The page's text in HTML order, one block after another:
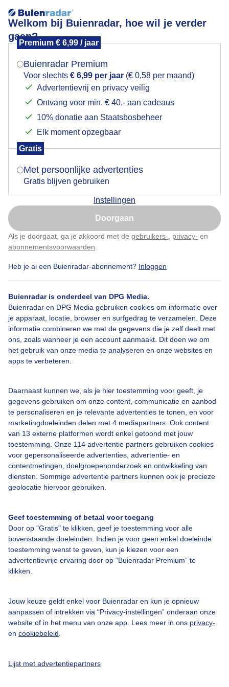
Welkom bij Buienradar, hoe wil je verder
gaan?
Premium € 6,99 / jaar
Buienradar Premium
Voor slechts € 6,99 per jaar (€ 0,58 per maand)
Advertentievrij en privacy veilig
Ontvang voor min. € 40,- aan cadeaus
10% donatie aan Staatsbosbeheer
Elk moment opzegbaar
Gratis
Met persoonlijke advertenties
Gratis blijven gebruiken
Instellingen
Doorgaan
Als je doorgaat, ga je akkoord met de gebruikers- privacy- en
abonnementsvoorwaarden
Heb je al een Buienradar-abonnement? Inloggen
Buienradar is onderdeel van DPG Media.
Buienradar en DPG Media gebruiken cookies om informatie over
je apparaat, locatie, browser en surfgedrag te verzamelen. Deze
informatie combineren we met de gegevens die je zelf deelt met
ons, zoals wanneer je een account aanmaakt. Dit doen we om
het gebruik van onze media te analyseren en onze websites en
apps te verbeteren.
Daarnaast kunnen we, als je hier toestemming voor geeft, je
gegevens gebruiken om onze content, communicatie en aanbod
te personaliseren en je relevante advertenties te tonen, en voor
marketingdoeleinden delen met 4 mediapartners. Ook content
van 13 externe platformen wordt enkel getoond met jouw
toestemming. Onze 114 advertentie partners gebruiken cookies
voor gepersonaliseerde advertenties, advertentie- en
contentmetingen, doelgroepenonderzoek en ontwikkeling van
diensten. Sommige advertentie partners kunnen ook je precieze
geolocatie hiervoor gebruiken.
Geef toestemming of betaal voor toegang
Door op "Gratis" te klikken, geef je toestemming voor alle
bovenstaande doeleinden. Indien je voor geen enkel doeleinde
toestemming wenst te geven, kun je kiezen voor een
advertentievrije ervaring door op “Buienradar Premium” te
klikken.
Jouw keuze geldt enkel voor Buienradar en kun je opnieuw
aanpassen of intrekken via “Privacy-instellingen” onderaan onze
website of in het menu van onze app. Lees meer in ons privacy-
en cookiebeleid
Lijst met advertentiepartners
Zonsopkomst.
Zonsopkomst met mist..
Door: Wikje de Vries-v/d Meulen Gemaakt: 17-06-2025, 42x bekeken
Bekijk slideshow
Een moment geduld aub...
Over Buienradar
Veelgestelde vragen
Contact
Toegankelijkheid
Buienradar Team
Privacy instellingen
Mogen we je locatie gebruiken voor het
Indien je hier nog geen akkoord op hebt gegeven,
verschijnt er zo een pop-up uit je browser waarin
Is goed, toon de popup
Nu niet, misschien later
Klik hierom dit aan te passen